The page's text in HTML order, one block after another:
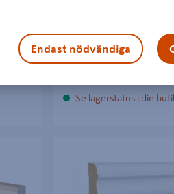
Läs mer
Se lagerstatus i din
Endast nödvändiga